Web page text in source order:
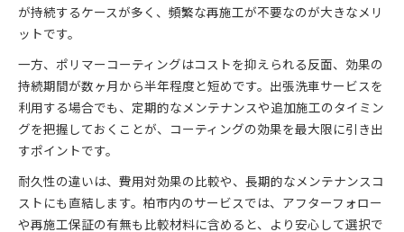
が持続するケースが多く、頻繁な再施工が不要なのが大きなメリ
ットです。
一方、ポリマーコーティングはコストを抑えられる反面、効果の
持続期間が数ヶ月から半年程度と短めです。出張洗車サービスを
利用する場合でも、定期的なメンテナンスや追加施工のタイミン
グを把握しておくことが、コーティングの効果を最大限に引き出
すポイントです。
耐久性の違いは、費用対効果の比較や、長期的なメンテナンスコ
ストにも直結します。柏市内のサービスでは、アフターフォロー
や再施工保証の有無も比較材料に含めると、より安心して選択で